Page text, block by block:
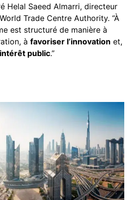
Helal Saeed Almarri, directeur
Trade Centre Authority. “À
est structuré de manière à
à favoriser l’innovation et,
public.”